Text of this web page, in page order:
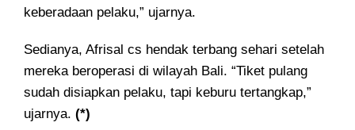
keberadaan pelaku,” ujarnya.
Sedianya, Afrisal cs hendak terbang sehari setelah
mereka beroperasi di wilayah Bali. “Tiket pulang
sudah disiapkan pelaku, tapi keburu tertangkap,”
ujarnya. (*)